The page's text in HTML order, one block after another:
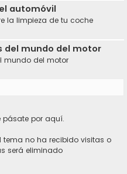
automóvil
la limpieza de tu coche
del mundo del motor
mundo del motor
pásate por aquí.
tema no ha recibido visitas o
será eliminado